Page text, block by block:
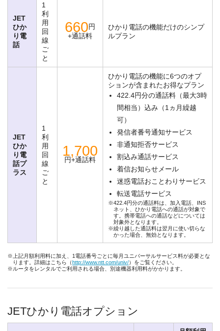
JET
ひか
り電
話
1
利
用
回
線
ご
と
660円
+通話料
ひかり電話の機能だけのシンプ
ルプラン
JET
ひか
り電
話プ
ラス
1
利
用
回
線
ご
と
1,700
円+通話料
ひかり電話の機能に6つのオプ
ションが含まれたお得なプラン
422.4円分の通話料（最大3時
間相当）込み（1ヵ月繰越
可）
発信者番号通知サービス
非通知拒否サービス
割込み通話サービス
着信お知らせメール
迷惑電話おことわりサービス
転送電話サービス
※422.4円分の通話料は、加入電話、INS
ネット、ひかり電話への通話が対象で
す。携帯電話への通話などについては
対象外となります。
※繰り越した通話料は翌月に使い切らな
かった場合、無効となります。
※上記月額利用料に加え、1電話番号ごとに毎月ユニバーサルサービス料が必要とな
ります。詳細はこちら（http://www.ntt.com/univ/）をご覧ください。
※ルータをレンタルでご利用される場合、別途機器利用料がかかります。
JETひかり電話オプション